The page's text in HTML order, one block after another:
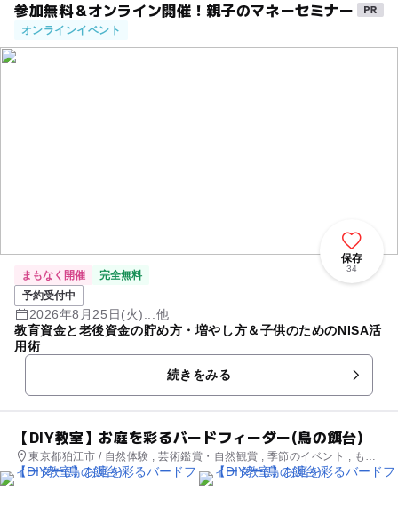
参加無料＆オンライン開催！親子のマネーセミナー
オンラインイベント
保存
34
まもなく開催
完全無料
予約受付中
2026年8月25日(火)...他
教育資金と老後資金の貯め方・増やし方＆子供のためのNISA活
用術
続きをみる
【DIY教室】お庭を彩るバードフィーダー(鳥の餌台)
東京都狛江市 / 自然体験 , 芸術鑑賞・自然観賞 , 季節のイベント , もの
づくり・学び体験